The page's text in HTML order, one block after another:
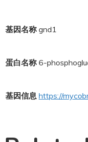
基因名称 gnd1
蛋白名称 6-
基因信息 https://